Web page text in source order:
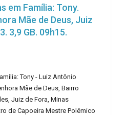
em Família: Tony.
Mãe de Deus, Juiz
3,9 GB. 09h15.
Tony - Luiz Antônio
Mãe de Deus, Bairro
Juiz de Fora, Minas
de Capoeira Mestre Polêmico